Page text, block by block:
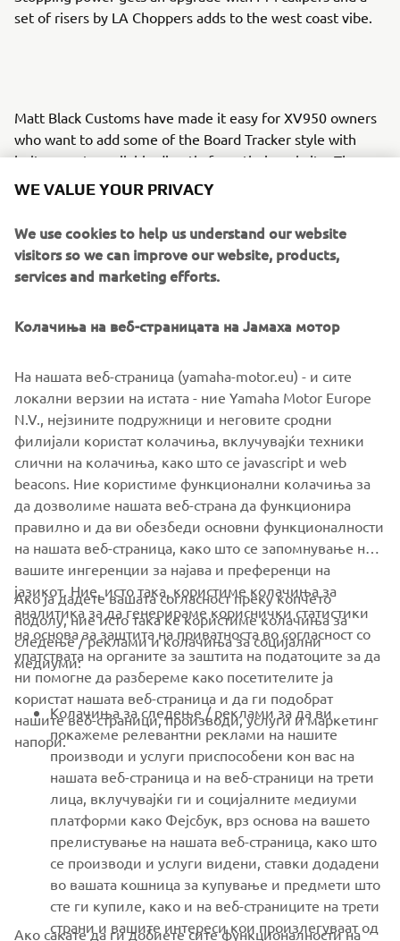
set of risers by LA Choppers adds to the west coast vibe.
Matt Black Customs have made it easy for XV950 owners
who want to add some of the Board Tracker style with
bolt-on parts available directly from their website. They
will go further and develop an even wider range so the
If you want to trick out your XV in the board tracker style
click the link and visit them directly:www.mattblack.eu
CORPORATE
FOR BUSINESS
MORE YAMAHA
SUPPORT
NEWSLETTER
Be the first one to learn about latest deals, special events, new
releases and much more
WE VALUE YOUR PRIVACY
We use cookies to help us understand our website
visitors so we can improve our website, products,
services and marketing efforts.
Колачиња на веб-страницата на Јамаха мотор
На нашата веб-страница (yamaha-motor.eu) - и сите
локални верзии на истата - ние Yamaha Motor Europe
N.V., нејзините подружници и неговите сродни
филијали користат колачиња, вклучувајќи техники
слични на колачиња, како што се javascript и web
beacons. Ние користиме функционални колачиња за
да дозволиме нашата веб-страна да функционира
правилно и да ви обезбеди основни функционалности
на нашата веб-страница, како што се запомнување на
вашите ингеренции за најава и преференци на
јазикот. Ние, исто така, користиме колачиња за
аналитика за да генерираме кориснички статистики
на основа за заштита на приватноста во согласност со
упатствата на органите за заштита на податоците за да
ни помогне да разбереме како посетителите ја
користат нашата веб-страница и да ги подобрат
нашите веб-страници, производи, услуги и маркетинг
напори.
Ако ја дадете вашата согласност преку копчето
подолу, ние исто така ќе користиме колачиња за
следење / реклами и колачиња за социјални
медиуми:
Колачиња за следење / реклами за да ви
покажеме релевантни реклами на нашите
производи и услуги приспособени кон вас на
нашата веб-страница и на веб-страници на трети
лица, вклучувајќи ги и социјалните медиуми
платформи како Фејсбук, врз основа на вашето
прелистување на нашата веб-страница, како што
се производи и услуги видени, ставки додадени
во вашата кошница за купување и предмети што
сте ги купиле, како и на веб-страниците на трети
страни и вашите интереси кои произлегуваат од
Ако сакате да ги добиете сите функционалности на